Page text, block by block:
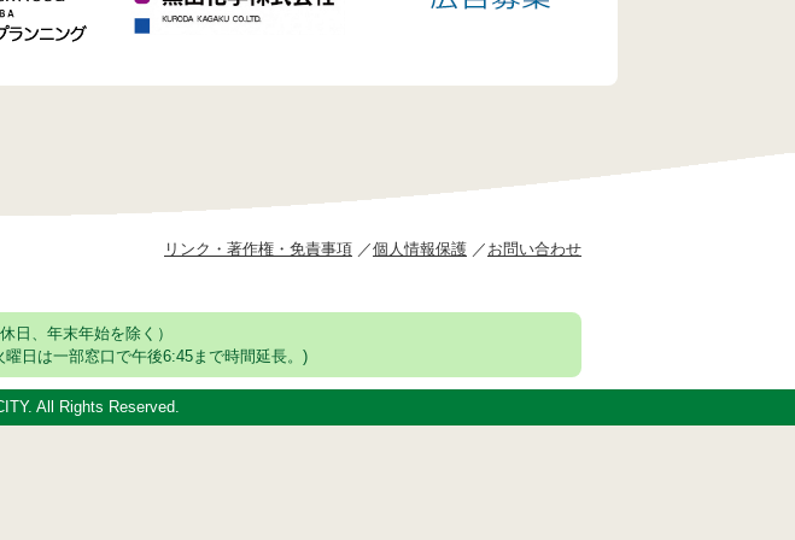
リンク・著作権・免責事項 個人情報保護 お問い合わせ
日、年末年始を除く）
曜日は一部窓口で午後6:45まで時間延長。)
All Rights Reserved.